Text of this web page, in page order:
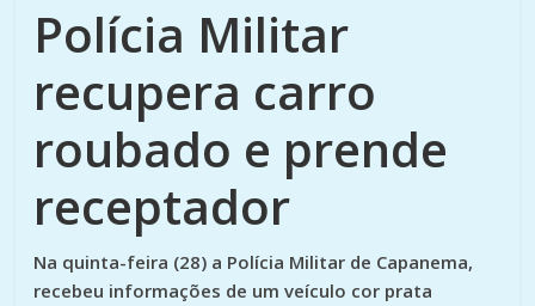
Polícia Militar
recupera carro
roubado e prende
receptador
Na quinta-feira (28) a Polícia Militar de Capanema,
recebeu informações de um veículo cor prata